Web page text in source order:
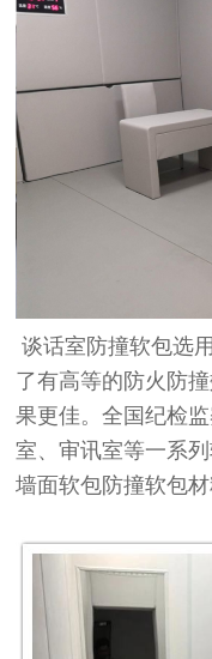
谈话室防撞软包选
了有高等的防火防
果更佳。全国纪检
室、审讯室等一系
墙面软包防撞软包材